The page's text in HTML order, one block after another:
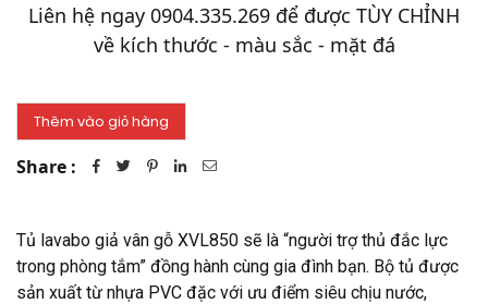
Liên hệ ngay 0904.335.269 để được TÙY CHỈNH
về kích thước - màu sắc - mặt đá
Share :
Tủ lavabo giả vân gỗ XVL850 sẽ là “người trợ thủ đắc lực
trong phòng tắm” đồng hành cùng gia đình bạn. Bộ tủ được
sản xuất từ nhựa PVC đặc với ưu điểm siêu chịu nước,